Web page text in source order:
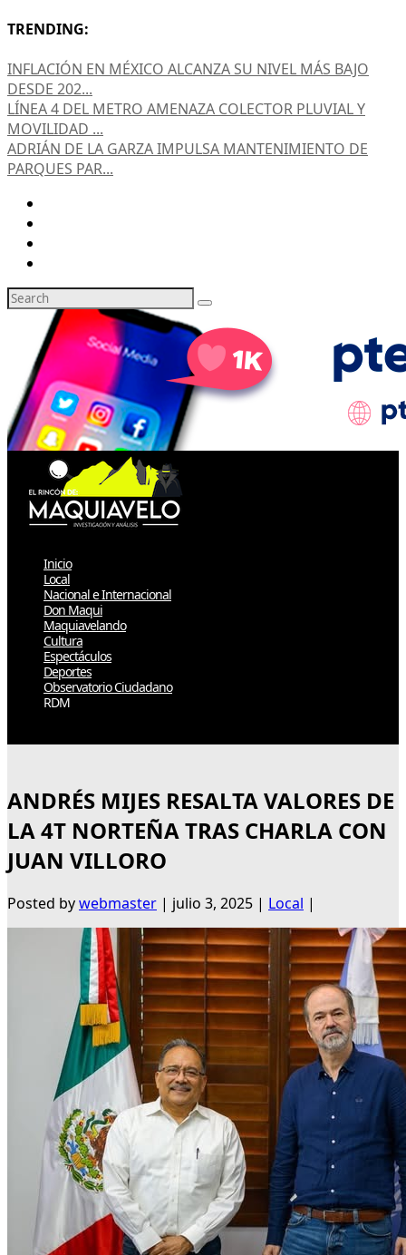
TRENDING:
INFLACIÓN EN MÉXICO ALCANZA SU NIVEL MÁS BAJO
DESDE 202...
LÍNEA 4 DEL METRO AMENAZA COLECTOR PLUVIAL Y
MOVILIDAD ...
ADRIÁN DE LA GARZA IMPULSA MANTENIMIENTO DE
PARQUES PAR...
Inicio
Local
Nacional e Internacional
Don Maqui
Maquiavelando
Cultura
Espectáculos
Deportes
Observatorio Ciudadano
RDM
ANDRÉS MIJES RESALTA VALORES DE
LA 4T NORTEÑA TRAS CHARLA CON
JUAN VILLORO
Posted bywebmaster | julio 3, 2025 | Local |